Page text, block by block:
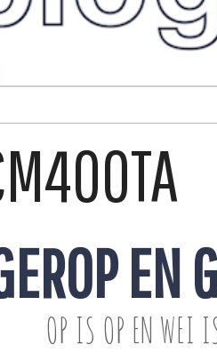
EN
OP IS OP EN WEI